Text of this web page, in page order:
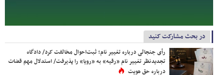
در بحث مشارکت کنید
رأی جنجالی درباره تغییر نام؛ ثبت‌احوال مخالفت کرد/ دادگاه
تجدیدنظر تغییر نام «رقیه» به «رویا» را پذیرفت/ استدلال مهم قضات
درباره حق هویت